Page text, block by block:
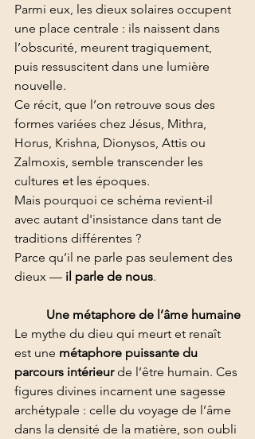
Parmi eux, les dieux solaires occupent
une place centrale : ils naissent dans
l’obscurité, meurent tragiquement,
puis ressuscitent dans une lumière
nouvelle.
Ce récit, que l’on retrouve sous des
formes variées chez Jésus, Mithra,
Horus, Krishna, Dionysos, Attis ou
Zalmoxis, semble transcender les
cultures et les époques.
Mais pourquoi ce schéma revient-il
avec autant d'insistance dans tant de
traditions différentes ?
Parce qu’il ne parle pas seulement des
dieux — il parle de nous.
Une métaphore de l’âme humaine
Le mythe du dieu qui meurt et renaît
est une métaphore puissante du
parcours intérieur de l’être humain. Ces
figures divines incarnent une sagesse
archétypale : celle du voyage de l’âme
dans la densité de la matière, son oubli